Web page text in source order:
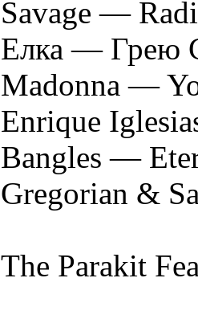
Savage —
Елка — Грею
Madonna —
Enrique
Bangles —
Gregorian &
The Parakit